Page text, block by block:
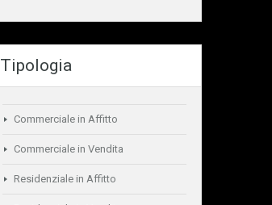
Tipologia
Commerciale in Affitto
Commerciale in Vendita
Residenziale in Affitto